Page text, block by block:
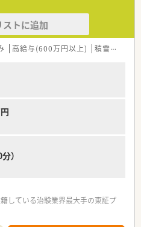
す》
作って行く、働き方もあり、ご自身
ージャーになられた方もあり、やる
なれます。
ストに追加
高給与(600万円以上) 積雪なし
）
している治験業界最大手の東証プ